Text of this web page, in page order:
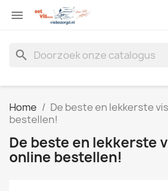

search
Home
De beste en lekkerste
bestellen!
De beste en lekkerste
online bestellen!